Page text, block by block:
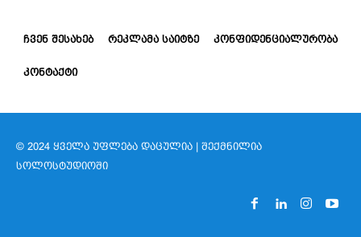
ᲩᲕᲔᲜ ᲨᲔᲡᲐᲮᲔᲑ ᲠᲔᲙᲚᲐᲛᲐ ᲡᲐᲘᲢᲖᲔ ᲙᲝᲜᲤᲘᲓᲔᲜᲪᲘᲐᲚᲣᲠᲝᲑᲐ
ᲙᲝᲜᲢᲐᲥᲢᲘ
© 2024 ᲧᲕᲔᲚᲐ ᲣᲤᲚᲔᲑᲐ ᲓᲐᲪᲣᲚᲘᲐ | ᲨᲔᲥᲛᲜᲘᲚᲘᲐ
ᲡᲝᲚᲝᲡᲢᲣᲓᲘᲝᲨᲘ